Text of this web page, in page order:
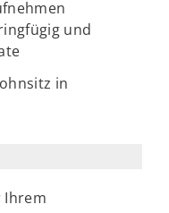
und
in
Ihrem